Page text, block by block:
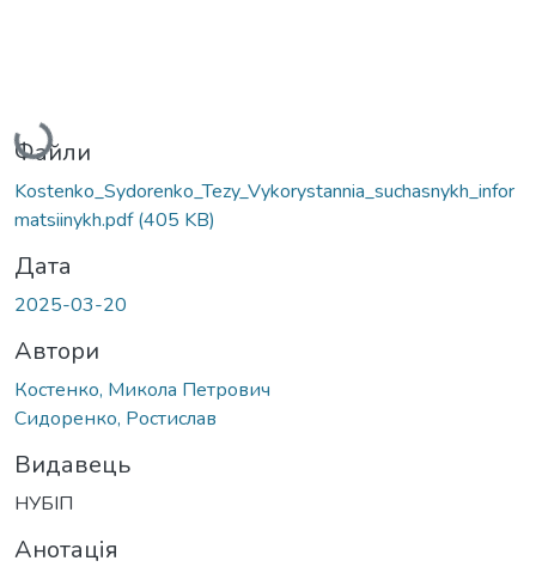
Вантажиться...
Файли
Kostenko_Sydorenko_Tezy_Vykorystannia_suchasnykh_infor
matsiinykh.pdf(405 KB)
Дата
2025-03-20
Автори
Костенко, Микола Петрович
Сидоренко, Ростислав
Видавець
НУБІП
Анотація